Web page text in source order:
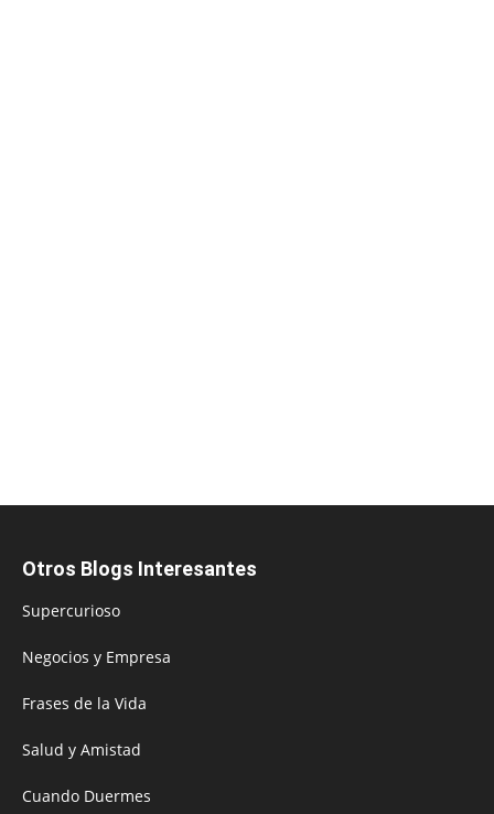
Otros Blogs Interesantes
Supercurioso
Negocios y Empresa
Frases de la Vida
Salud y Amistad
Cuando Duermes